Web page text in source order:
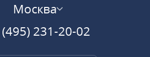
Москва
231-20-02